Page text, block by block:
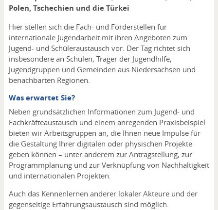
Polen, Tschechien und die Türkei
Hier stellen sich die Fach- und Förderstellen für
internationale Jugendarbeit mit ihren Angeboten zum
Jugend- und Schüleraustausch vor. Der Tag richtet sich
insbesondere an Schulen, Träger der Jugendhilfe,
Jugendgruppen und Gemeinden aus Niedersachsen und
benachbarten Regionen.
Was erwartet Sie?
Neben grundsätzlichen Informationen zum Jugend- und
Fachkräfteaustausch und einem anregenden Praxisbeispiel
bieten wir Arbeitsgruppen an, die Ihnen neue Impulse für
die Gestaltung Ihrer digitalen oder physischen Projekte
geben können – unter anderem zur Antragstellung, zur
Programmplanung und zur Verknüpfung von Nachhaltigkeit
und internationalen Projekten.
Auch das Kennenlernen anderer lokaler Akteure und der
gegenseitige Erfahrungsaustausch sind möglich.